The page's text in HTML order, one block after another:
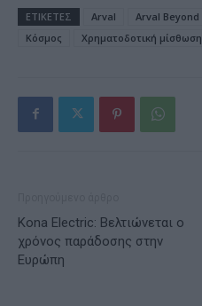
ΕΤΙΚΕΤΕΣ Arval Arval Beyond
Κόσμος
Χρηματοδοτική μίσθωση
Kona Electric: Bελτιώνεται ο
χρόνος παράδοσης στην
Ευρώπη